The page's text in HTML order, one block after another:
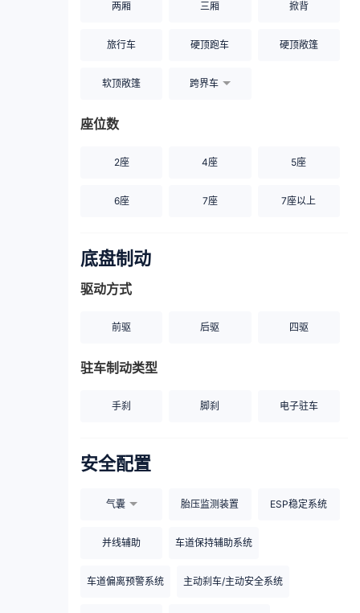
两厢 三厢 掀背
旅行车 硬顶跑车 硬顶敞篷
软顶敞篷 跨界车
座位数
2座 4座 5座
6座 7座 7座以上
底盘制动
驱动方式
前驱 后驱 四驱
驻车制动类型
手刹 脚刹 电子驻车
安全配置
气囊 胎压监测装置 ESP稳定系统
并线辅助 车道保持辅助系统
车道偏离预警系统 主动刹车/主动安全系统